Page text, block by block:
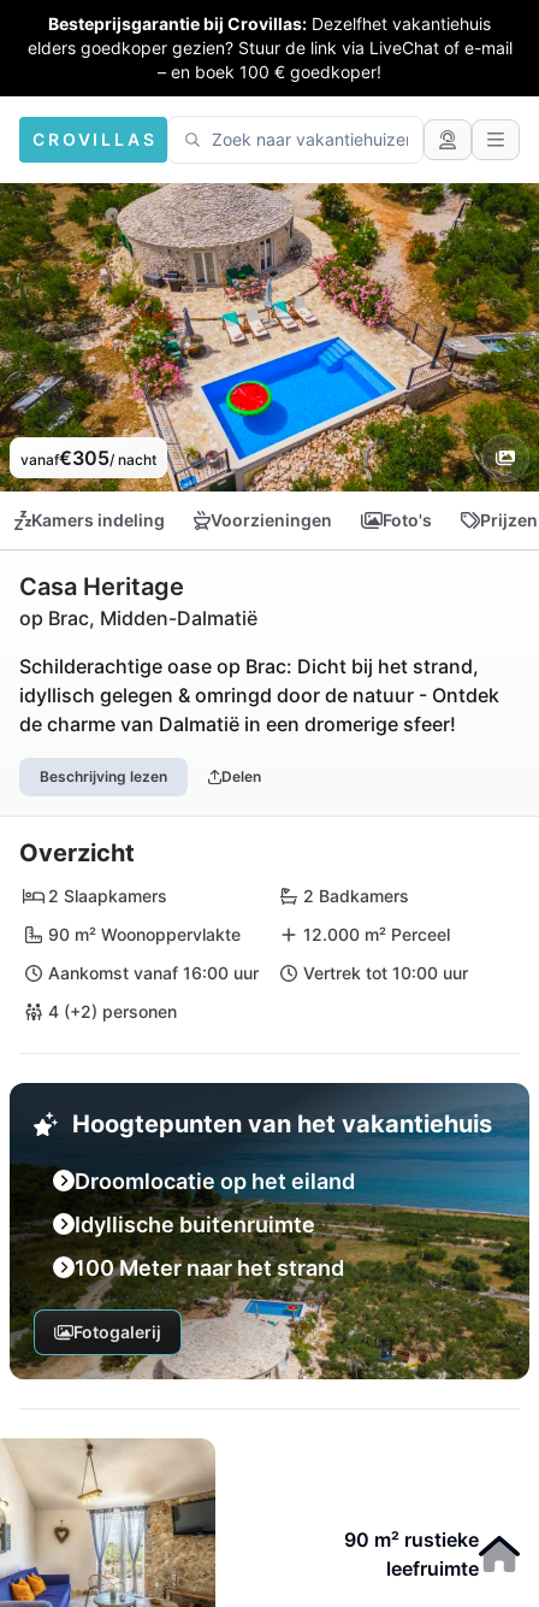
Besteprijsgarantie bij Crovillas: Dezelfhet vakantiehuis
elders goedkoper gezien? Stuur de link via LiveChat of e-mail
– en boek 100 € goedkoper!
CROVILLAS
vanaf€305/ nacht
Kamers indeling Voorzieningen Foto's
Casa Heritage
op Brac, Midden-Dalmatië
Schilderachtige oase op Brac: Dicht bij het strand,
idyllisch gelegen & omringd door de natuur - Ontdek
de charme van Dalmatië in een dromerige sfeer!
Beschrijving lezen Delen
Overzicht
2 Slaapkamers
2 Badkamers
90 m² Woonoppervlakte
12.000 m² Perceel
Aankomst vanaf 16:00 uur
Vertrek tot 10:00 uur
4 (+2) personen
Hoogtepunten van het vakantiehuis
Droomlocatie op het eiland
Idyllische buitenruimte
100 Meter naar het strand
Fotogalerij
90 m² rustieke
leefruimte